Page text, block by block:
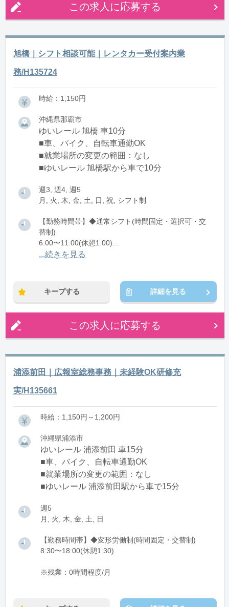
この求人に応募する
旭橋｜シフト相談可能｜レンタカー受付案内業
務/H135724
時給：1,150円
沖縄県那覇市
ゆいレール 旭橋 車10分
■車、バイク、自転車通勤OK
■就業場所の変更の範囲：なし
■ゆいレール 旭橋駅から車で10分
週3, 週4, 週5
月, 火, 木, 金, 土, 日, 祝, シフト制
【勤務時間帯】◆通常シフト(時間固定・選択可・交
替制)
6:00〜11:00(休憩1:00)
6:00〜15:00(休憩1:00)
※残業：0〜5時間程度/月
...続きを見る
キープする 詳細を見る
この求人に応募する
浦添前田｜広報室総務事務｜未経験OK研修充
実/H135661
時給：1,150円～1,200円
沖縄県浦添市
ゆいレール 浦添前田 車15分
■車、バイク、自転車通勤OK
■就業場所の変更の範囲：なし
■ゆいレール 浦添前田駅から車で15分
週5
月, 火, 木, 金, 土, 日
【勤務時間帯】◆変形労働制(時間固定・交替制)
8:30〜18:00(休憩1:30)
※残業：0時間程度/月